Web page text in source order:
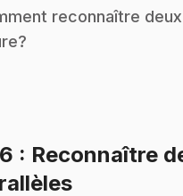
reconnaître
: Reconnaître
.